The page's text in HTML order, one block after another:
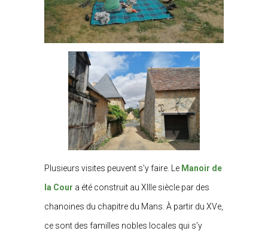
Plusieurs visites peuvent s’y faire. Le Manoir de
la Cour a été construit au XIIIe siècle par des
chanoines du chapitre du Mans. À partir du XVe,
ce sont des familles nobles locales qui s’y